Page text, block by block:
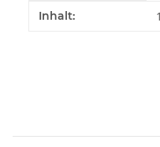
Produkteigenschaft
Wert
Inhalt: